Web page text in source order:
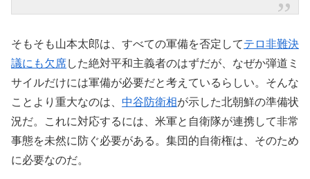
そもそも山本太郎は、すべての軍備を否定してテロ非難決
議にも欠席した絶対平和主義者のはずだが、なぜか弾道ミ
サイルだけには軍備が必要だと考えているらしい。そんな
ことより重大なのは、 中谷防衛相が示した北朝鮮の準備状
況だ。これに対応するには、米軍と自衛隊が連携して非常
事態を未然に防ぐ必要がある。集団的自衛権は、そのため
に必要なのだ。